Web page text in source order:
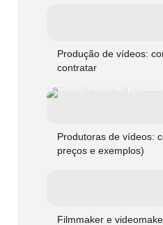
Produção de vídeos:
contratar
Produtoras de vídeos:
preços e exemplos)
Filmmaker e